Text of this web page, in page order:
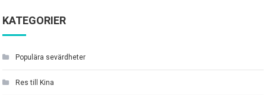
KATEGORIER
Populära sevärdheter
Res till Kina